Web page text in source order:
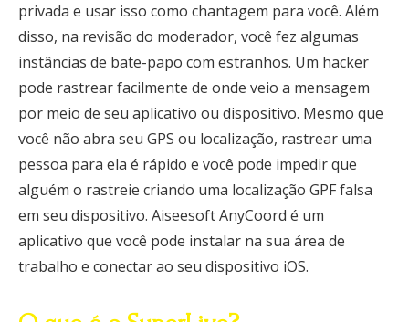
privada e usar isso como chantagem para você. Além
disso, na revisão do moderador, você fez algumas
instâncias de bate-papo com estranhos. Um hacker
pode rastrear facilmente de onde veio a mensagem
por meio de seu aplicativo ou dispositivo. Mesmo que
você não abra seu GPS ou localização, rastrear uma
pessoa para ela é rápido e você pode impedir que
alguém o rastreie criando uma localização GPF falsa
em seu dispositivo. Aiseesoft AnyCoord é um
aplicativo que você pode instalar na sua área de
trabalho e conectar ao seu dispositivo iOS.